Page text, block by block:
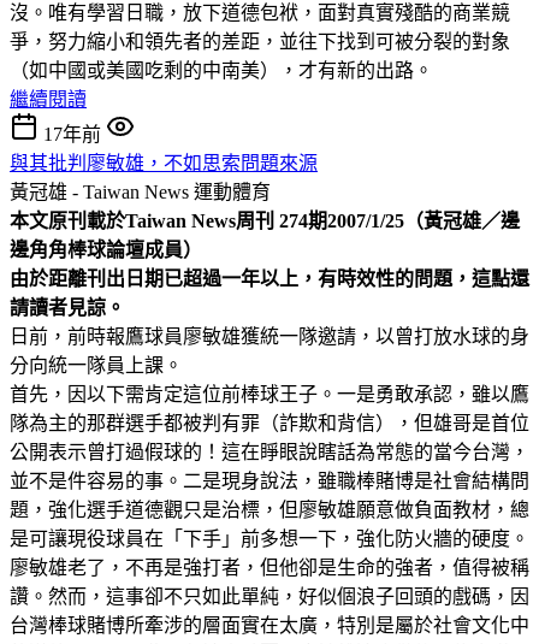
沒。唯有學習日職，放下道德包袱，面對真實殘酷的商業競
爭，努力縮小和領先者的差距，並往下找到可被分裂的對象
（如中國或美國吃剩的中南美），才有新的出路。
繼續閱讀
17年前
與其批判廖敏雄，不如思索問題來源
黃冠雄 - Taiwan News 運動體育
本文原刊載於Taiwan News周刊 274期2007/1/25（黃冠雄／邊
邊角角棒球論壇成員）
由於距離刊出日期已超過一年以上，有時效性的問題，這點還
請讀者見諒。
日前，前時報鷹球員廖敏雄獲統一隊邀請，以曾打放水球的身
分向統一隊員上課。
首先，因以下需肯定這位前棒球王子。一是勇敢承認，雖以鷹
隊為主的那群選手都被判有罪（詐欺和背信），但雄哥是首位
公開表示曾打過假球的！這在睜眼說瞎話為常態的當今台灣，
並不是件容易的事。二是現身說法，雖職棒賭博是社會結構問
題，強化選手道德觀只是治標，但廖敏雄願意做負面教材，總
是可讓現役球員在「下手」前多想一下，強化防火牆的硬度。
廖敏雄老了，不再是強打者，但他卻是生命的強者，值得被稱
讚。然而，這事卻不只如此單純，好似個浪子回頭的戲碼，因
台灣棒球賭博所牽涉的層面實在太廣，特別是屬於社會文化中